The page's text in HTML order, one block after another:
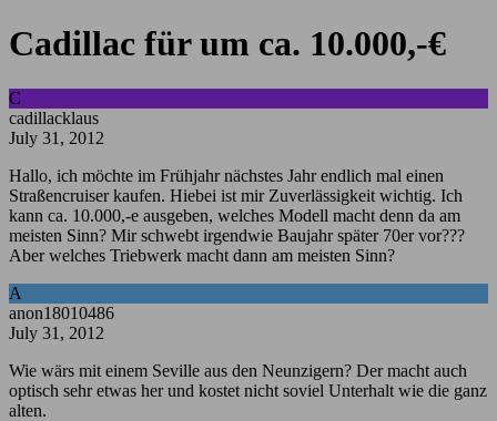
Cadillac für um ca. 10.000,-€
C
cadillacklaus
July 31, 2012
Hallo, ich möchte im Frühjahr nächstes Jahr endlich mal einen
Straßencruiser kaufen. Hiebei ist mir Zuverlässigkeit wichtig. Ich
kann ca. 10.000,-e ausgeben, welches Modell macht denn da am
meisten Sinn? Mir schwebt irgendwie Baujahr später 70er vor???
Aber welches Triebwerk macht dann am meisten Sinn?
A
anon18010486
July 31, 2012
Wie wärs mit einem Seville aus den Neunzigern? Der macht auch
optisch sehr etwas her und kostet nicht soviel Unterhalt wie die ganz
alten.